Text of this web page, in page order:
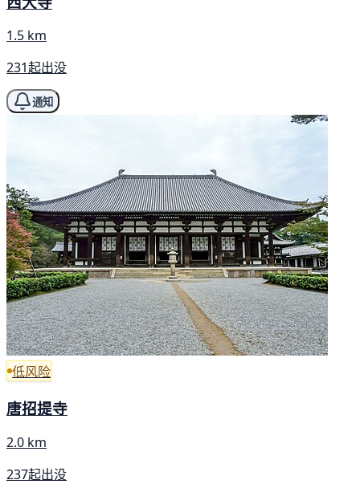
1.5 km
231起出没
通知
低风险
唐招提寺
2.0 km
237起出没